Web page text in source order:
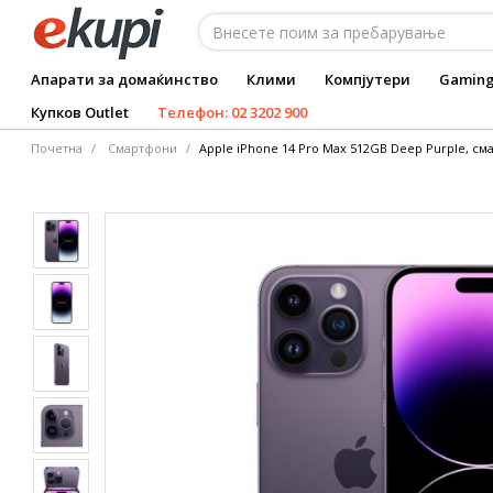
Апарати за домаќинство Клими Компјутери
Купков Outlet
Телефон: 02 3202 900
Почетна Смартфони Apple iPhone 14 Pro Max 512GB Deep Purple,